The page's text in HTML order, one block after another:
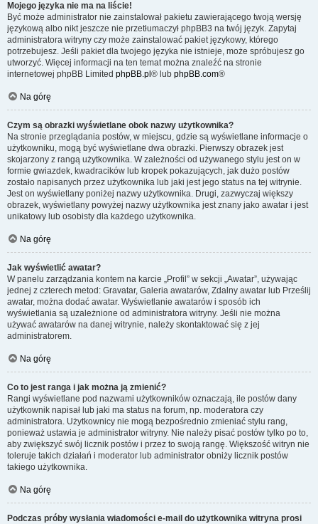
Mojego języka nie ma na liście!
Być może administrator nie zainstalował pakietu zawierającego twoją wersję
językową albo nikt jeszcze nie przetłumaczył phpBB3 na twój język. Zapytaj
administratora witryny czy może zainstalować pakiet językowy, którego
potrzebujesz. Jeśli pakiet dla twojego języka nie istnieje, może spróbujesz go
utworzyć. Więcej informacji na ten temat można znaleźć na stronie
internetowej phpBB Limited phpBB.pl ® lub phpBB.com®
Na górę
Czym są obrazki wyświetlane obok nazwy użytkownika?
Na stronie przeglądania postów, w miejscu, gdzie są wyświetlane informacje o
użytkowniku, mogą być wyświetlane dwa obrazki. Pierwszy obrazek jest
skojarzony z rangą użytkownika. W zależności od używanego stylu jest on w
formie gwiazdek, kwadracików lub kropek pokazujących, jak dużo postów
zostało napisanych przez użytkownika lub jaki jest jego status na tej witrynie.
Jest on wyświetlany poniżej nazwy użytkownika. Drugi, zazwyczaj większy
obrazek, wyświetlany powyżej nazwy użytkownika jest znany jako awatar i jest
unikatowy lub osobisty dla każdego użytkownika.
Na górę
Jak wyświetlić awatar?
W panelu zarządzania kontem na karcie „Profil” w sekcji „Awatar”, używając
jednej z czterech metod: Gravatar, Galeria awatarów, Zdalny awatar lub Prześlij
awatar, można dodać awatar. Wyświetlanie awatarów i sposób ich
wyświetlania są uzależnione od administratora witryny. Jeśli nie można
używać awatarów na danej witrynie, należy skontaktować się z jej
administratorem.
Na górę
Co to jest ranga i jak można ją zmienić?
Rangi wyświetlane pod nazwami użytkowników oznaczają, ile postów dany
użytkownik napisał lub jaki ma status na forum, np. moderatora czy
administratora. Użytkownicy nie mogą bezpośrednio zmieniać stylu rang,
ponieważ ustawia je administrator witryny. Nie należy pisać postów tylko po to,
aby zwiększyć swój licznik postów i przez to swoją rangę. Większość witryn nie
toleruje takich działań i moderator lub administrator obniży licznik postów
takiego użytkownika.
Na górę
Podczas próby wysłania wiadomości e-mail do użytkownika witryna prosi